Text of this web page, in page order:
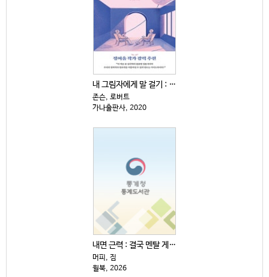
내 그림자에게 말 걸기 : 융 심리학이 말하는 내 안의...
존슨, 로버트
가나출판사, 2020
내면 근력 : 결국 멘탈 게임이다
머피, 짐
윌북, 2026